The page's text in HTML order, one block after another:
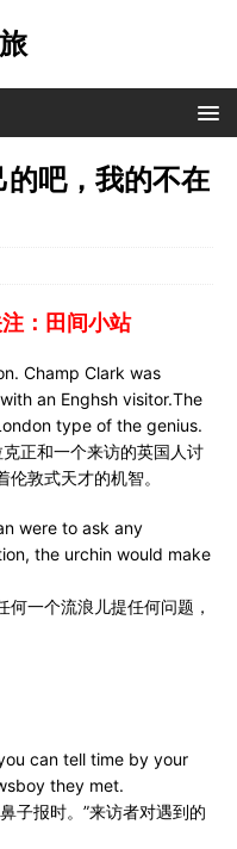
吧，我的不在
：田间小站
Champ Clark was
an Enghsh visitor.The
type of the genius.
正和一个来访的英国人讨
敦式天才的机智。
were to ask any
the urchin would make
一个流浪儿提任何问题，
can tell time by your
they met.
子报时。”来访者对遇到的